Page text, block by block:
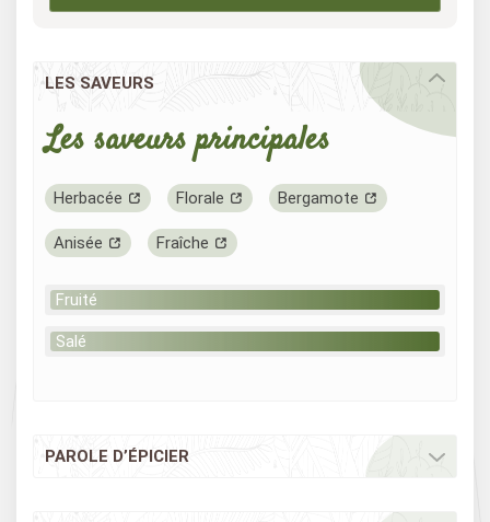
LES SAVEURS
Les saveurs principales
Herbacée Florale Bergamote
Anisée Fraîche
Fruité
Salé
PAROLE D’ÉPICIER